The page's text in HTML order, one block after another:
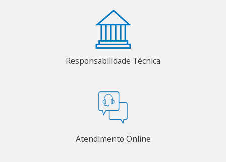
Responsabilidade Técnica
Atendimento Online